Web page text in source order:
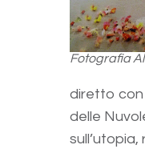
Fotografia
diretto con
delle